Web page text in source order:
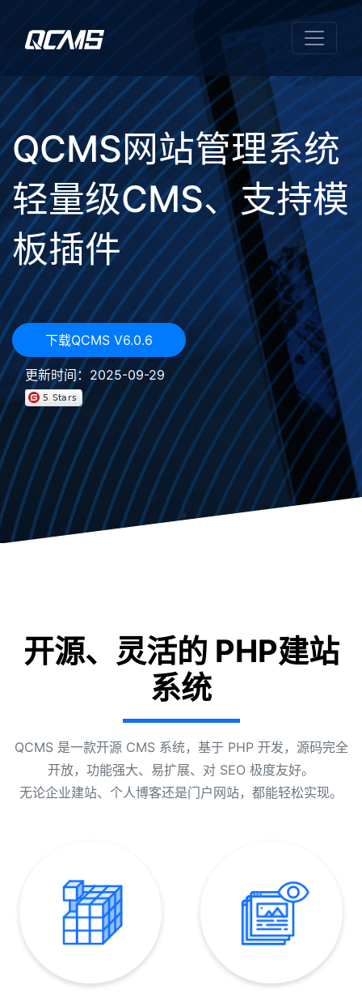
QCMS网站管理系
开源、灵活的 PHP
建站系统
下载QCMS V6.0.6
更新时间：2025-09-29
开源、灵活的 PHP建站
系统
QCMS 是一款开源 CMS 系统，基于 PHP 开发，源码完全
开放，功能强大、易扩展、对 SEO 极度友好。
无论企业建站、个人博客还是门户网站，都能轻松实现。